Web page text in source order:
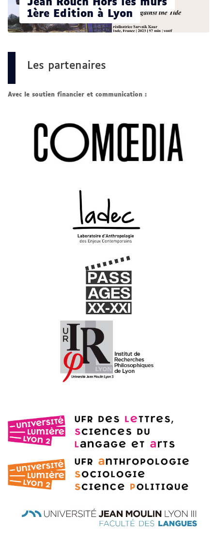
Jean Rouch Hors les murs
1ère Edition à Lyon
Les partenaires
Avec le soutien financier et communication :